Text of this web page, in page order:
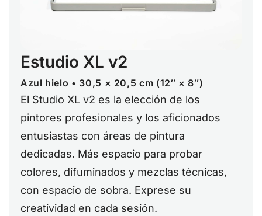
Estudio XL v2
Azul hielo • 30,5 × 20,5 cm (12″ × 8″)
El Studio XL v2 es la elección de los
pintores profesionales y los aficionados
entusiastas con áreas de pintura
dedicadas. Más espacio para probar
colores, difuminados y mezclas técnicas,
con espacio de sobra. Exprese su
creatividad en cada sesión.